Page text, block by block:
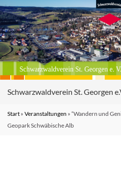
Schwarzwaldverein St. Georgen
Start » Veranstaltungen » “Wandern und
Geopark Schwäbische Alb